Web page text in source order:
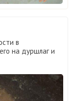
в
на дуршлаг и